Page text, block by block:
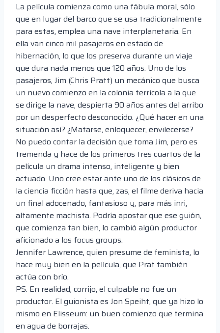
La película comienza como una fábula moral, sólo
que en lugar del barco que se usa tradicionalmente
para estas, emplea una nave interplanetaria. En
ella van cinco mil pasajeros en estado de
hibernación, lo que los preserva durante un viaje
que dura nada menos que 120 años. Uno de los
pasajeros, Jim (Chris Pratt) un mecánico que busca
un nuevo comienzo en la colonia terrícola a la que
se dirige la nave, despierta 90 años antes del arribo
por un desperfecto desconocido. ¿Qué hacer en una
situación así? ¿Matarse, enloquecer, envilecerse?
No puedo contar la decisión que toma Jim, pero es
tremenda y hace de los primeros tres cuartos de la
película un drama intenso, inteligente y bien
actuado. Uno cree estar ante uno de los clásicos de
la ciencia ficción hasta que, zas, el filme deriva hacia
un final adocenado, fantasioso y, para más inri,
altamente machista. Podría apostar que ese guión,
que comienza tan bien, lo cambió algún productor
aficionado a los focus groups.
Jennifer Lawrence, quien presume de feminista, lo
hace muy bien en la película, que Prat también
actúa con brío.
PS. En realidad, corrijo, el culpable no fue un
productor. El guionista es Jon Speiht, que ya hizo lo
mismo en Elisseum: un buen comienzo que termina
en agua de borrajas.